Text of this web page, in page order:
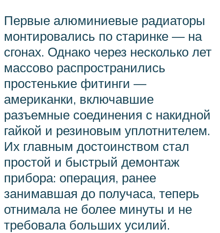
Первые алюминиевые радиаторы
монтировались по старинке — на
сгонах. Однако через несколько лет
массово распространились
простенькие фитинги —
американки, включавшие
разъемные соединения с накидной
гайкой и резиновым уплотнителем.
Их главным достоинством стал
простой и быстрый демонтаж
прибора: операция, ранее
занимавшая до получаса, теперь
отнимала не более минуты и не
требовала больших усилий.